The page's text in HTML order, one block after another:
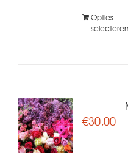
Opties
selecteren
€30,00